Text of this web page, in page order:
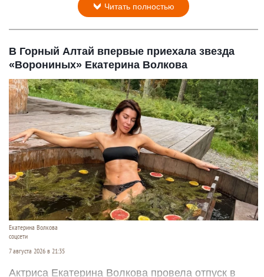
Пешеходный переход, зебра.
altapress.ru
7 августа 2026 в 21:55
На пешеходном переходе от остановки
«Волгоградская» в сторону «Чижика» 7 августа
автомобиль сбил женщину и скрылся с места
происшествия.
Читать полностью
В Горный Алтай впервые приехала звезда
«Ворониных» Екатерина Волкова